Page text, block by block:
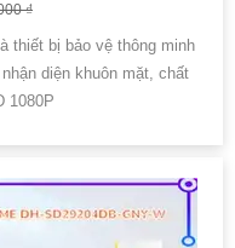
₫
thiết bị bảo vệ thông minh
diện khuôn mặt, chất
1080P